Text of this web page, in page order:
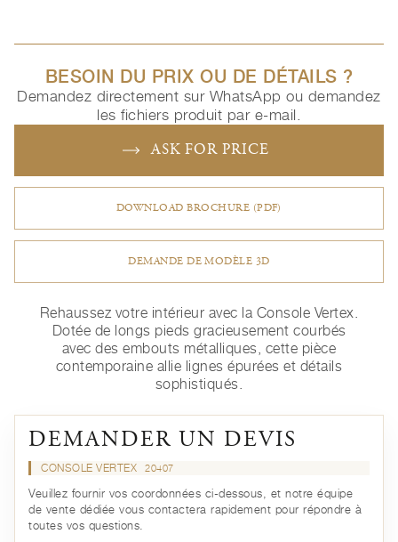
BESOIN DU PRIX OU DE DÉTAILS ?
Demandez directement sur WhatsApp ou demandez
les fichiers produit par e-mail.
ASK FOR PRICE
DOWNLOAD BROCHURE (PDF)
DEMANDE DE MODÈLE 3D
Rehaussez votre intérieur avec la Console Vertex.
Dotée de longs pieds gracieusement courbés
avec des embouts métalliques, cette pièce
contemporaine allie lignes épurées et détails
sophistiqués.
DEMANDER UN DEVIS
CONSOLE VERTEX 20407
Veuillez fournir vos coordonnées ci-dessous, et notre équipe
de vente dédiée vous contactera rapidement pour répondre à
toutes vos questions.